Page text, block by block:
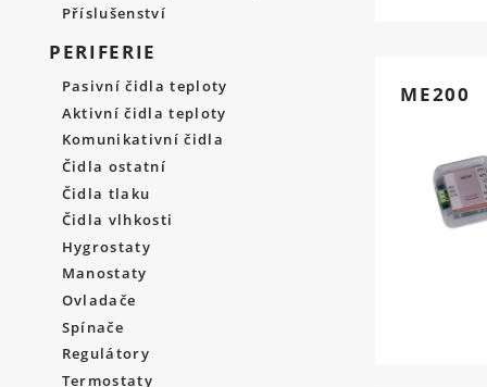
Příslušenství
PERIFERIE
Pasivní čidla teploty
Aktivní čidla teploty
Komunikativní čidla
Čidla ostatní
Čidla tlaku
Čidla vlhkosti
Hygrostaty
Manostaty
Ovladače
Spínače
Regulátory
Termostaty
ME200